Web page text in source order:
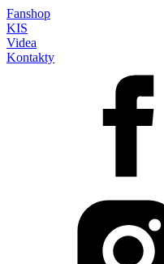
Fanshop
KIS
Videa
Kontakty